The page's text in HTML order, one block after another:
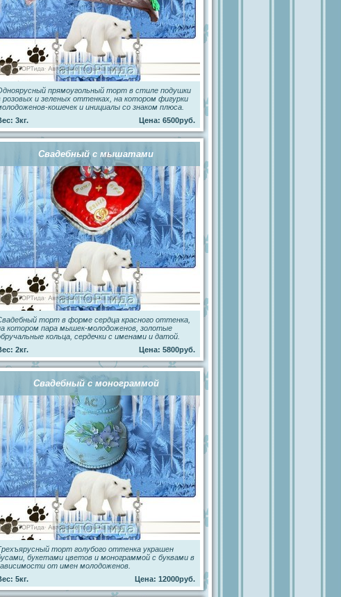
прямоугольный торт в стиле подушки
розовых и зеленых оттенках, на котором фигурки
кошечек и инициалы со знаком плюса.
3кг.
Цена: 6500руб.
Свадебный с мышатами
торт в форме сердца красного оттенка,
котором пара мышек-молодоженов, золотые
кольца, сердечки с именами и датой.
2кг.
Цена: 5800руб.
Свадебный с монограммой
торт голубого оттенка украшен
букетами цветов и монограммой с буквами в
от имен молодоженов.
5кг.
Цена: 12000руб.